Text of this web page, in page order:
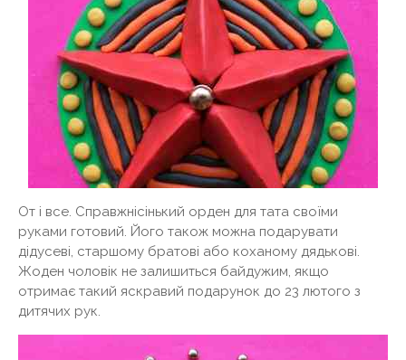
От і все. Справжнісінький орден для тата своїми
руками готовий. Його також можна подарувати
дідусеві, старшому братові або коханому дядькові.
Жоден чоловік не залишиться байдужим, якщо
отримає такий яскравий подарунок до 23 лютого з
дитячих рук.